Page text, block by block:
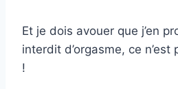
Et je dois avouer que j’en
interdit d’orgasme, ce
!